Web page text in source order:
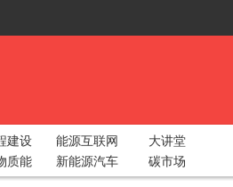
建设 能源互联网 大讲堂
质能 新能源汽车 碳市场